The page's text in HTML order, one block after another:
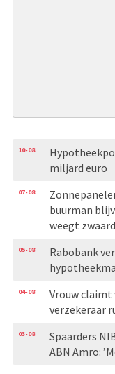
10-08
miljard euro
07-08
buurman
weegt
05-08
Rabobank
04-08
Vrouw claimt
verzekeraar
03-08
Spaarders
ABN Amro: